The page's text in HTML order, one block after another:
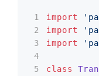
import
import
import
class